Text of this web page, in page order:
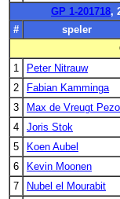
GP 1-201718,
#
speler
1
Peter Nitrauw
2
Fabian Kamminga
3
Max de Vreugt Pezo
4
Joris Stok
5
Koen Aubel
6
Kevin Moonen
7
Nubel el Mourabit